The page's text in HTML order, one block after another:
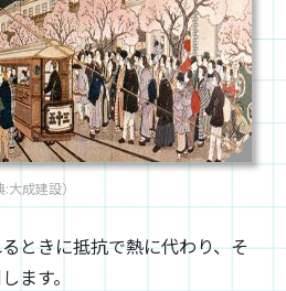
大成建設）
ときに抵抗で熱に代わり、そ
ます。